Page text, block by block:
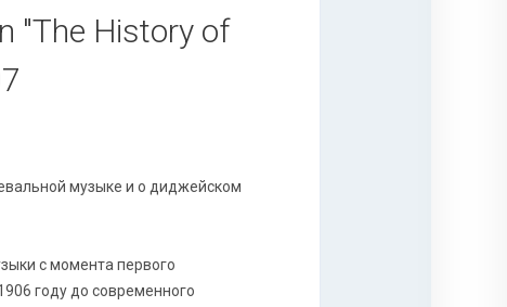
"The History of
музыке и о диджейском
с момента первого
году до современного